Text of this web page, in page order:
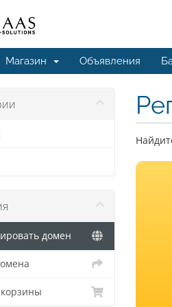
Магазин Объявления
домен